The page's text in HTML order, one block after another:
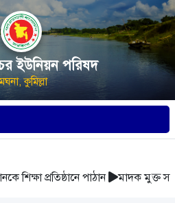
ইউনিয়ন পরিষদ
কুমিল্লা
শিক্ষা প্রতিষ্ঠানে পাঠান
মাদক মুক্ত